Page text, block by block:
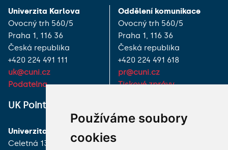
Používáme soubory
cookies
Univerzita Karlova
Ovocný trh 560/5
Praha 1, 116 36
Česká republika
+420 224 491 111
uk@cuni.cz
Podatelna
Oddělení komunikace
Ovocný trh 560/5
Praha 1, 116 36
Česká republika
+420 224 491 618
pr@cuni.cz
Tiskové zprávy
UK Point
Univerzita Karlova
Celetná 13